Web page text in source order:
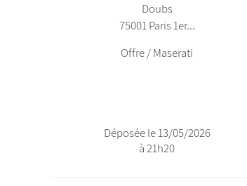
Doubs
75001 Paris 1er...
Offre / Maserati
Déposée le 13/05/2026
à 21h20